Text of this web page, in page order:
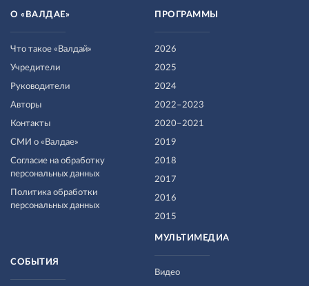
О «ВАЛДАЕ»
Что такое «Валдай»
Учредители
Руководители
Авторы
Контакты
СМИ о «Валдае»
Согласие на обработку
персональных данных
Политика обработки
персональных данных
ПРОГРАММЫ
2026
2025
2024
2022–2023
2020–2021
2019
2018
2017
2016
2015
МУЛЬТИМЕДИА
Видео
СОБЫТИЯ